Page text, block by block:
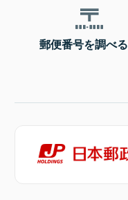
郵便番号を調べる